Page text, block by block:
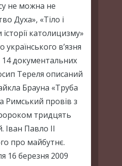
не можна не
Духа», «Тіло і
католицизму»
українського в’язня
14 документальних
Тереля описаний
Брауна «Труба
Римський провів з
тридцять
Іван Павло ІІ
про майбутнє.
16 березня 2009